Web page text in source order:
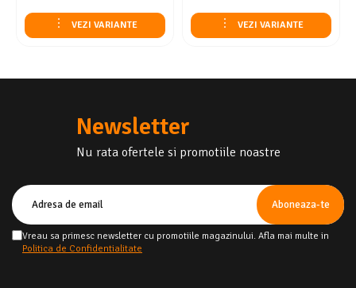
VEZI VARIANTE VEZI VARIANTE
Newsletter
Nu rata ofertele si promotiile noastre
Vreau sa primesc newsletter cu promotiile magazinului. Afla mai multe in
Politica de Confidentialitate